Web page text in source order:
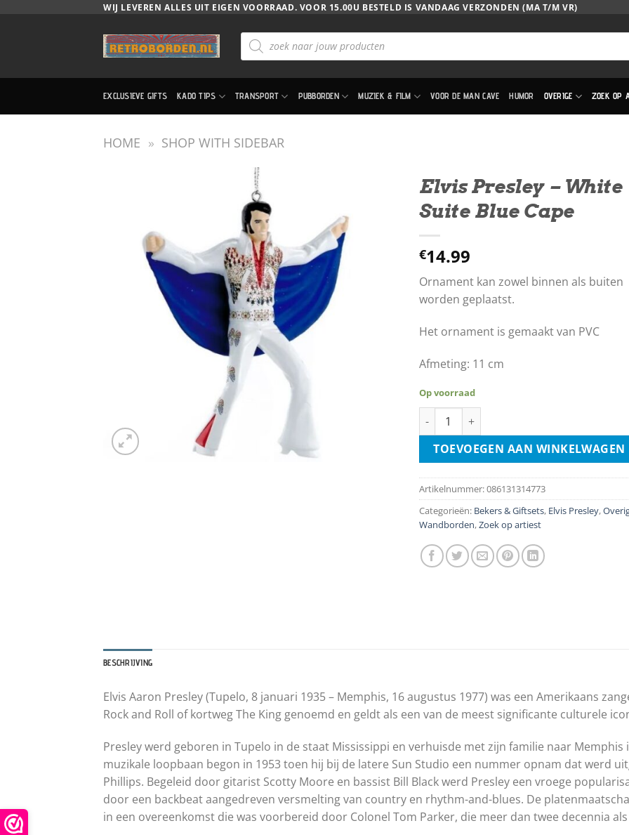
WIJ LEVEREN ALLES UIT EIGEN VOORRAAD. VOOR 15.00U BESTELD IS VANDAAG VERZONDEN (MA T/M VR)
Producten
zoeken
EXCLUSIEVE GIFTS KADO TIPS TRANSPORT PUBBORDEN MUZIEK & FILM VOOR DE MAN CAVE HUMOR OVERIGE ZOEK OP
HOME » SHOP WITH SIDEBAR
Elvis Presley – White
Suite Blue Cape
€14.99
Ornament kan zowel binnen als buiten
worden geplaatst.
Het ornament is gemaakt van PVC
Afmeting: 11 cm
Op voorraad
Elvis Presley - White Suite Blue Cape aantal
TOEVOEGEN AAN WINKELWAGEN
Artikelnummer:086131314773
Categorieën: Bekers & Giftsets, Elvis Presley,
Wandborden,Zoek op artiest
BESCHRIJVING
Elvis Aaron Presley (Tupelo, 8 januari 1935 – Memphis, 16 augustus 1977) was een Amerikaans
Rock and Roll of kortweg The King genoemd en geldt als een van de meest significante culturele
Presley werd geboren in Tupelo in de staat Mississippi en verhuisde met zijn familie naar Memphis
muzikale loopbaan begon in 1953 toen hij bij de latere Sun Studio een nummer opnam dat werd
Phillips. Begeleid door gitarist Scotty Moore en bassist Bill Black werd Presley een vroege
door een backbeat aangedreven versmelting van country en rhythm-and-blues. De
in een overeenkomst die was voorbereid door Colonel Tom Parker, die meer dan twee decennia